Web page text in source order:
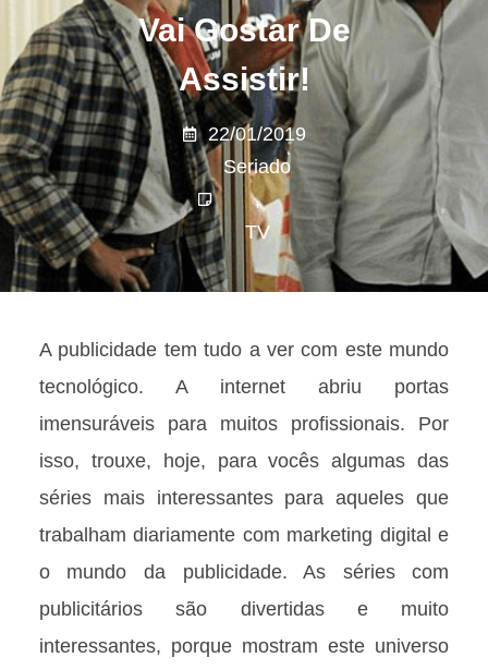
Vai Gostar De
Assistir!
22/01/2019
Seriado
,
TV
A publicidade tem tudo a ver com este mundo
tecnológico. A internet abriu portas
imensuráveis para muitos profissionais. Por
isso, trouxe, hoje, para vocês algumas das
séries mais interessantes para aqueles que
trabalham diariamente com marketing digital e
o mundo da publicidade. As séries com
publicitários são divertidas e muito
interessantes, porque mostram este universo